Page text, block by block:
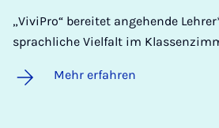
„ViviPro“ bereitet angehende
sprachliche Vielfalt im
Mehr erfahren